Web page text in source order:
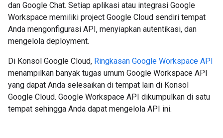
dan Google Chat. Setiap aplikasi atau integrasi Google
Workspace memiliki project Google Cloud sendiri tempat
Anda mengonfigurasi API, menyiapkan autentikasi, dan
mengelola deployment.
Di Konsol Google Cloud, Ringkasan Google Workspace API
menampilkan banyak tugas umum Google Workspace API
yang dapat Anda selesaikan di tempat lain di Konsol
Google Cloud. Google Workspace API dikumpulkan di satu
tempat sehingga Anda dapat mengelola API ini.